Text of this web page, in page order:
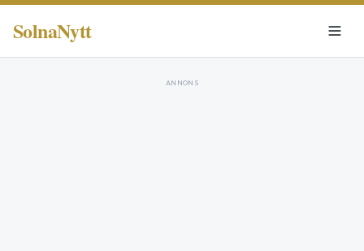
SolnaNytt
ANNONS